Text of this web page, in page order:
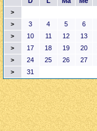
>
> 3 4 5 6
> 10 11 12 13
> 17 18 19 20
> 24 25 26 27
> 31